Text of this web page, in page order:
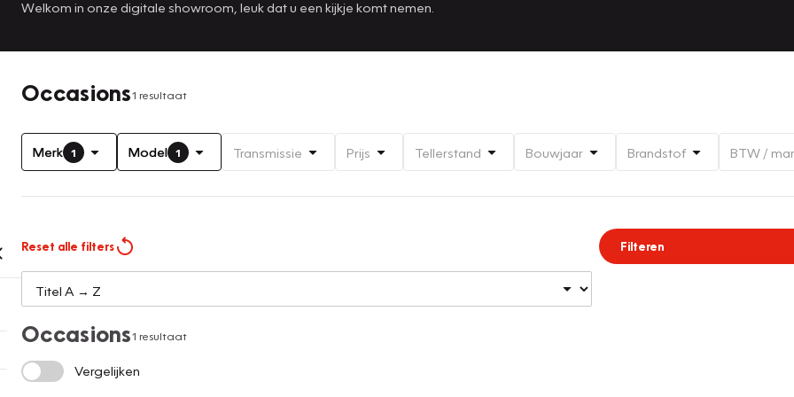
Welkom in onze digitale showroom, leuk dat u een kijkje komt nemen.
Occasions1 resultaat
Merk 1 Model 1 Transmissie Prijs Tellerstand Bouwjaar Brandstof BTW /
Reset alle filters Filteren
Occasions1 resultaat
Vergelijken